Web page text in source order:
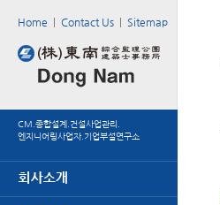
Home Contact Us Sitemap
CM.종합설계.건설사업관리.
엔지니어링사업자.기업부설연구소